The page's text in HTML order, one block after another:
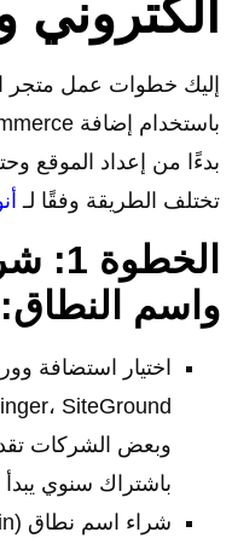
إليك خطوات عمل متجر
بدءًا من إعداد الموقع
تختلف الطريقة وفقًا لـ
واسم النطاق:
وبعض الشركات
باشتراك سنوي يبدأ من 3-5 دولارات